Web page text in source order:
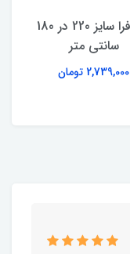
پتو افرا سایز 220 در 180
سانتی متر
2,739,000 تومان